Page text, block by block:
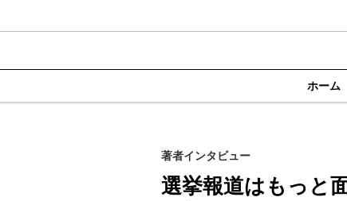
ホーム
著者インタビュー
選挙報道はもっと